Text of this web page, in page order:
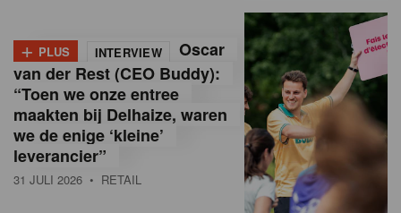
a
M
a
g
a
+ PLUS INTERVIEW
Oscar
van der Rest (CEO Buddy):
“Toen we onze entree
maakten bij Delhaize, waren
we de enige ‘kleine’
leverancier”
31 JULI 2026 • RETAIL